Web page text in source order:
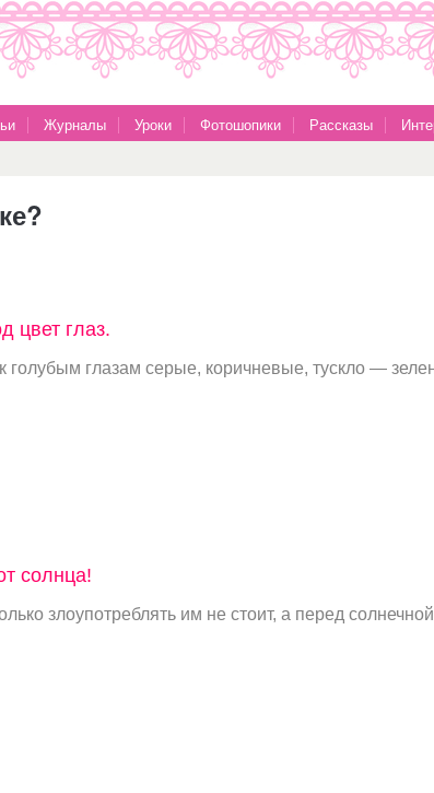
Журналы Уроки Фотошопики Рассказы
цвет глаз.
голубым глазам серые, коричневые, тускло —
солнца!
злоупотреблять им не стоит, а перед